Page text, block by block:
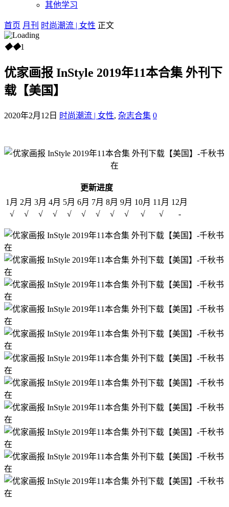
其他学习
首页 月刊 时尚潮流 | 女性 正文
◆◆1
优家画报 InStyle 2019年11本合集 外刊下
载【美国】
2020年2月12日 时尚潮流 | 女性, 杂志合集 0
更新进度
1月 2月 3月 4月 5月 6月 7月 8月 9月 10月 11月 12月
√
√ √ √ √ √ √ √ √ √ √ -